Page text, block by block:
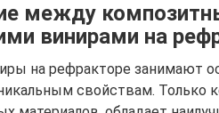
между
винирами на
на рефракторе занимают
свойствам. Только